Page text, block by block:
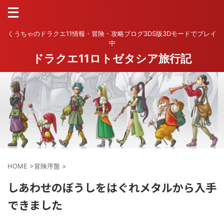
くうちゃのドラクエ11情報・冒険・攻略ブログ3DS版3Dモードでプレイ
中
ドラクエ11ロトゼタシア旅行記
HOME >冒険序盤 >
しあわせのぼうしをはぐれメタルから入手
できました